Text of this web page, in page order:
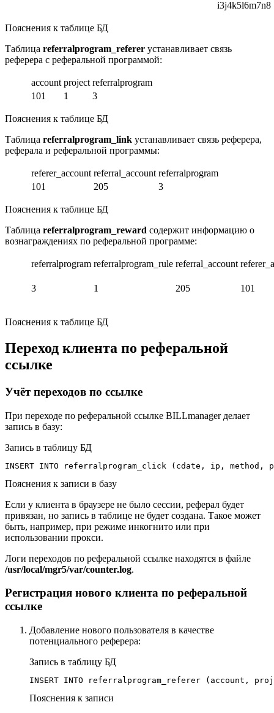
i3j4k5l6m7n8
Пояснения к таблице БД
Таблица referralprogram_referer устанавливает связь
реферера с реферальной программой:
account project referralprogram
101
1 3
Пояснения к таблице БД
Таблица referralprogram_link устанавливает связь реферера,
реферала и реферальной программы:
referer_account referral_account referralprogram
101
205 3
Пояснения к таблице БД
Таблица referralprogram_reward содержит информацию о
вознаграждениях по реферальной программе:
referralprogram referralprogram_rule referral_account
3 1 205 101
Пояснения к таблице БД
Переход клиента по реферальной
ссылке
Учёт переходов по ссылке
При переходе по реферальной ссылке BILLmanager делает
запись в базу:
Запись в таблицу БД
INSERT INTO referralprogram_click (cdate, ip,
Пояснения к записи в базу
Если у клиента в браузере не было сессии, реферал будет
привязан, но запись в таблице не будет создана. Такое может
быть, например, при режиме инкогнито или при
использовании прокси.
Логи переходов по реферальной ссылке находятся в файле
/usr/local/mgr5/var/counter.log.
Регистрация нового клиента по реферальной
ссылке
Добавление нового пользователя в качестве
потенциального реферера:
Запись в таблицу БД
INSERT INTO referralprogram_referer (account,
Пояснения к записи